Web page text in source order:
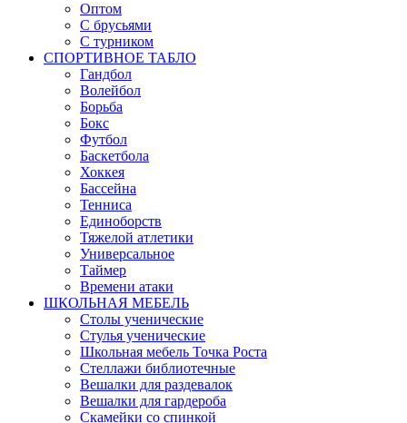
Оптом
С брусьями
С турником
СПОРТИВНОЕ ТАБЛО
Гандбол
Волейбол
Борьба
Бокс
Футбол
Баскетбола
Хоккея
Бассейна
Тенниса
Единоборств
Тяжелой атлетики
Универсальное
Таймер
Времени атаки
ШКОЛЬНАЯ МЕБЕЛЬ
Столы ученические
Стулья ученические
Школьная мебель Точка Роста
Стеллажи библиотечные
Вешалки для раздевалок
Вешалки для гардероба
Скамейки со спинкой